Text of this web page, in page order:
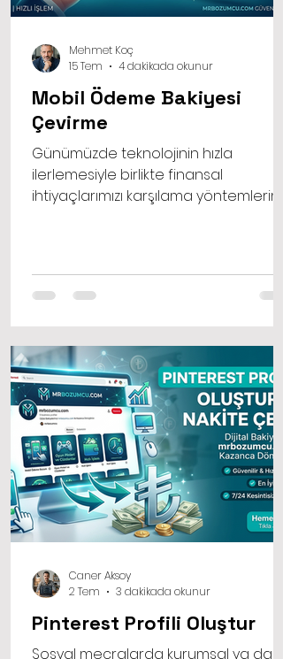
Mobil Ödeme Bakiyesi
Çevirme
Günümüzde teknolojinin hızla
ilerlemesiyle birlikte finansal
ihtiyaçlarımızı karşılama yöntemlerimiz
hayatımızda daha fazla yer
edinmeye başladı. İşte bu alternatif
yöntemlerden biri olan mobil ödeme
sistemleri, artık sadece alışveriş
yapmak için değil, aynı zamanda acil
nakit ihtiyaçlarını karşılamak için de
aktif bir şekilde kullanılıyor.
Mehmet Koç
15 Tem
4 dakikada okunur
Pinterest Profili Oluştur
Sosyal mecralarda kurumsal ya da
Caner Aksoy
2 Tem
3 dakikada okunur